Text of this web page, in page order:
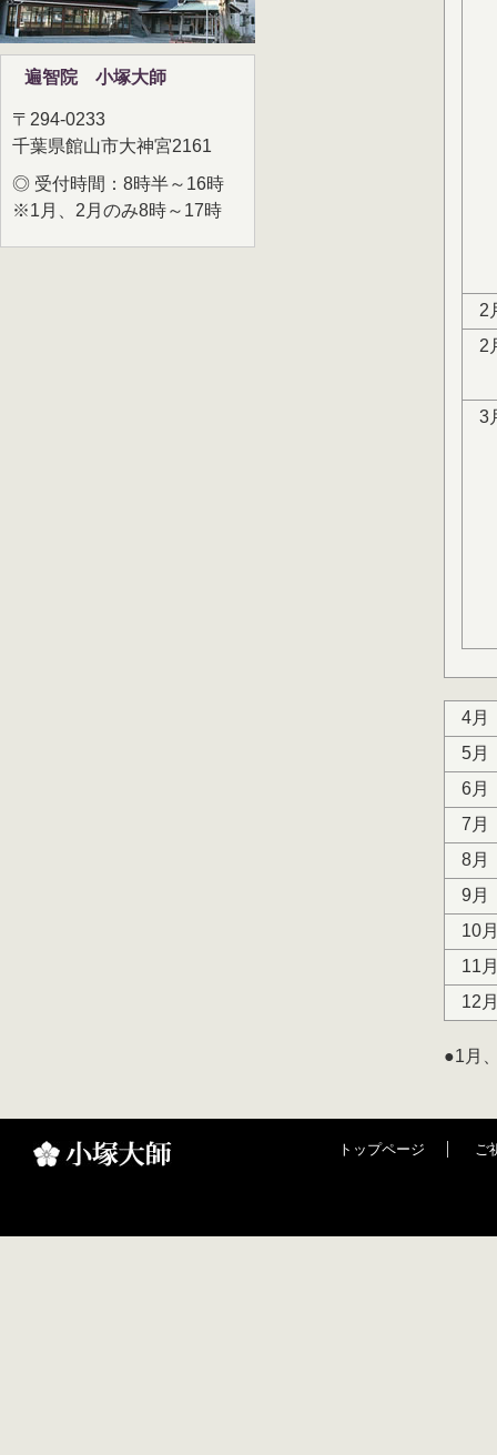
遍智院 小塚大師
〒294-0233
千葉県館山市大神宮2161
◎ 受付時間：8時半～16時
※1月、2月のみ8時～17時
2
2
3
4月
5月
6月
7月
8月
9月
10
11
12
●1月
トップページ ご